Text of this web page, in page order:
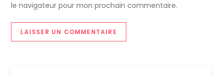
le navigateur pour mon prochain commentaire.